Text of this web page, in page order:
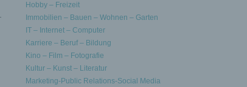
Hobby – Freizeit
Immobilien – Bauen – Wohnen – Garten
IT – Internet – Computer
Karriere – Beruf – Bildung
Kino – Film – Fotografie
Kultur – Kunst – Literatur
Marketing-Public Relations-Social Media